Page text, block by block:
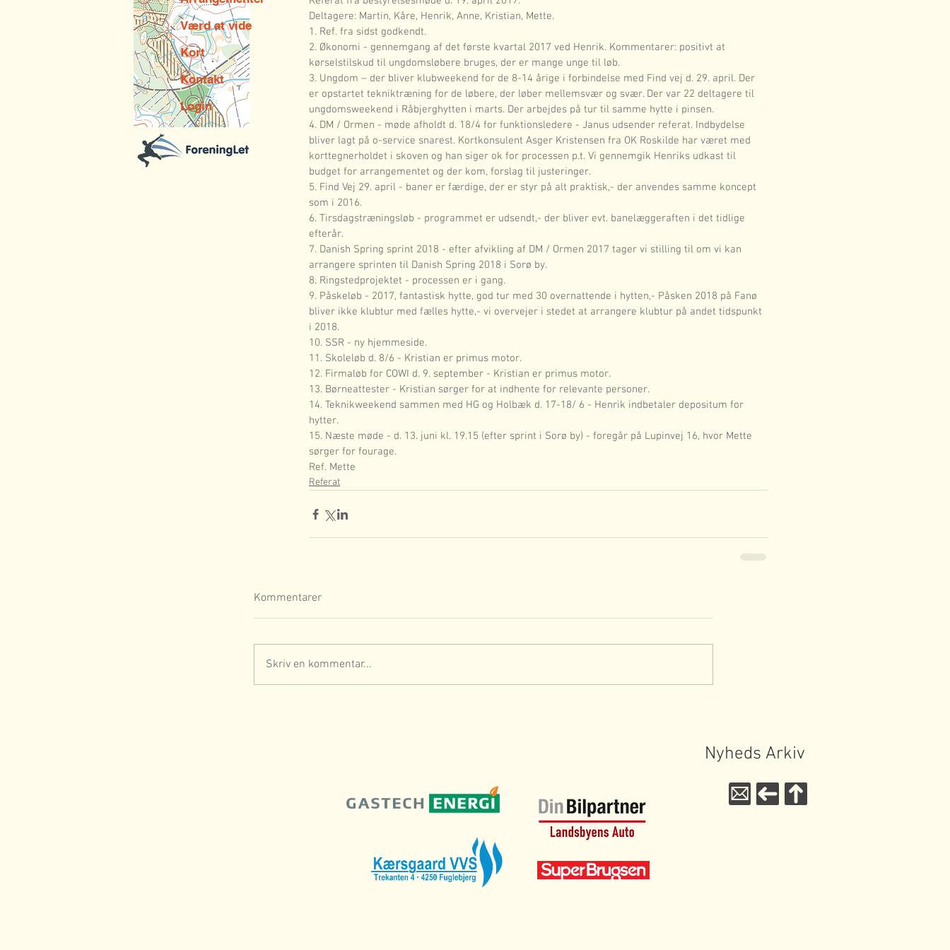
Deltagere: Martin, Kåre, Henrik, Anne, Kristian, Mette.
1. Ref. fra sidst godkendt.
2. Økonomi - gennemgang af det første kvartal 2017 ved Henrik. Kommentarer: positivt at
kørselstilskud til ungdomsløbere bruges, der er mange unge til løb.
3. Ungdom – der bliver klubweekend for de 8-14 årige i forbindelse med Find vej d. 29. april. Der
er opstartet tekniktræning for de løbere, der løber mellemsvær og svær. Der var 22 deltagere til
ungdomsweekend i Råbjerghytten i marts. Der arbejdes på tur til samme hytte i pinsen.
4. DM / Ormen - møde afholdt d. 18/4 for funktionsledere - Janus udsender referat. Indbydelse
bliver lagt på o-service snarest. Kortkonsulent Asger Kristensen fra OK Roskilde har været med
korttegnerholdet i skoven og han siger ok for processen p.t. Vi gennemgik Henriks udkast til
budget for arrangementet og der kom, forslag til justeringer.
5. Find Vej 29. april - baner er færdige, der er styr på alt praktisk,- der anvendes samme koncept
som i 2016.
6. Tirsdagstræningsløb - programmet er udsendt,- der bliver evt. banelæggeraften i det tidlige
efterår.
7. Danish Spring sprint 2018 - efter afvikling af DM / Ormen 2017 tager vi stilling til om vi kan
arrangere sprinten til Danish Spring 2018 i Sorø by.
8. Ringstedprojektet - processen er i gang.
9. Påskeløb - 2017, fantastisk hytte, god tur med 30 overnattende i hytten,- Påsken 2018 på Fanø
bliver ikke klubtur med fælles hytte,- vi overvejer i stedet at arrangere klubtur på andet tidspunkt
i 2018.
10. SSR - ny hjemmeside.
11. Skoleløb d. 8/6 - Kristian er primus motor.
12. Firmaløb for COWI d. 9. september - Kristian er primus motor.
13. Børneattester - Kristian sørger for at indhente for relevante personer.
14. Teknikweekend sammen med HG og Holbæk d. 17-18/ 6 - Henrik indbetaler depositum for
hytter.
15. Næste møde - d. 13. juni kl. 19.15 (efter sprint i Sorø by) - foregår på Lupinvej 16, hvor Mette
sørger for fourage.
Ref. Mette
Referat
Kommentarer
Skriv en kommentar...
Nyheds Arkiv
Værd at vide
Kort
Kontakt
Login